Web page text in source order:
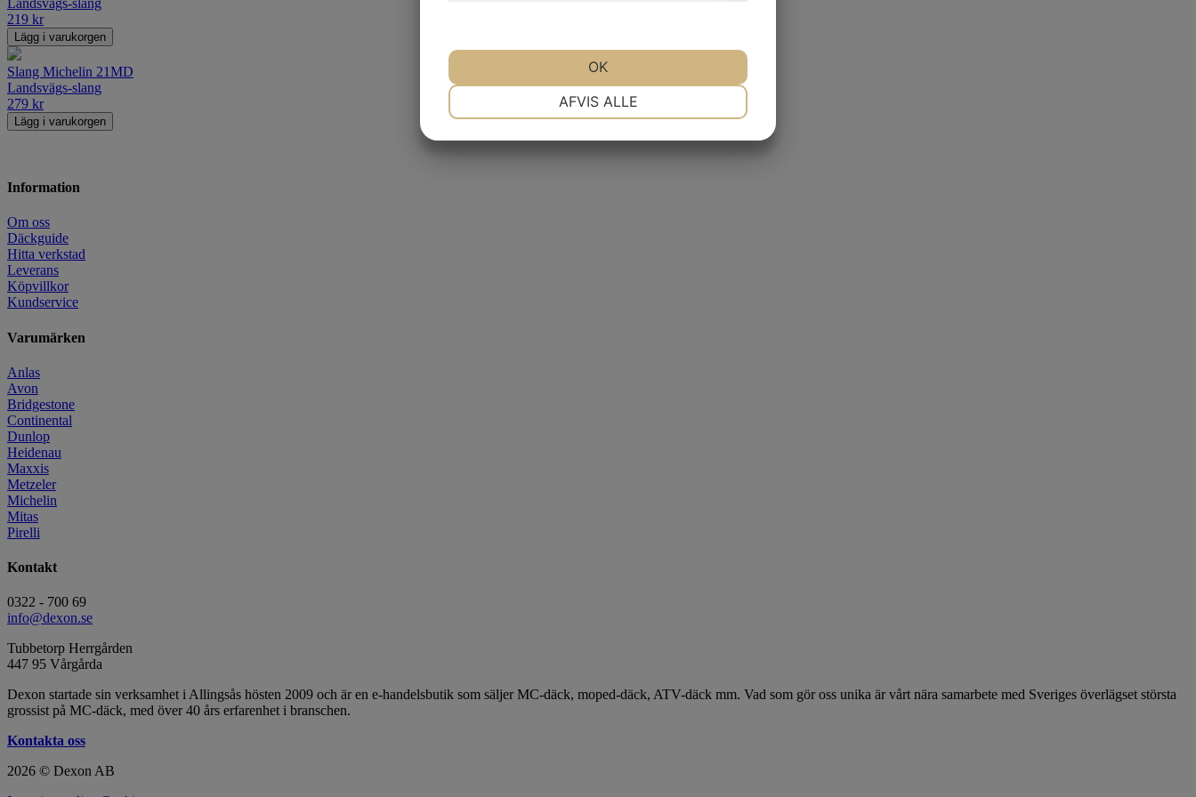
219 kr
Lägg i varukorgen
Slang Michelin 21MD
Landsvägs-slang
279 kr
Lägg i varukorgen
Information
Om oss
Däckguide
Hitta verkstad
Leverans
Köpvillkor
Kundservice
Varumärken
Anlas
Avon
Bridgestone
Continental
Dunlop
Heidenau
Maxxis
Metzeler
Michelin
Mitas
Pirelli
Kontakt
0322 - 700 69
info@dexon.se
Tubbetorp Herrgården
447 95 Vårgårda
Dexon startade sin verksamhet i Allingsås hösten 2009 och är en e-handelsbutik som säljer MC-däck, moped-däck, ATV-däck mm. Vad som gör oss unika är vårt nära samarbete med Sveriges överlägset största
grossist på MC-däck, med över 40 års erfarenhet i branschen.
Kontakta oss
2026 © Dexon AB
AFVIS ALLE
OK